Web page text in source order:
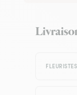
FLEURISTES